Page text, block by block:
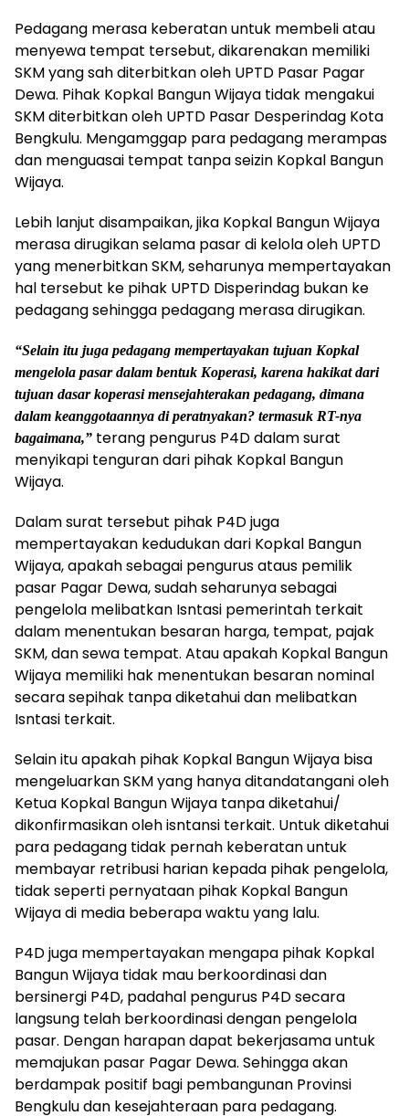
Pedagang merasa keberatan untuk membeli atau
menyewa tempat tersebut, dikarenakan memiliki
SKM yang sah diterbitkan oleh UPTD Pasar Pagar
Dewa. Pihak Kopkal Bangun Wijaya tidak mengakui
SKM diterbitkan oleh UPTD Pasar Desperindag Kota
Bengkulu. Mengamggap para pedagang merampas
dan menguasai tempat tanpa seizin Kopkal Bangun
Wijaya.
Lebih lanjut disampaikan, jika Kopkal Bangun Wijaya
merasa dirugikan selama pasar di kelola oleh UPTD
yang menerbitkan SKM, seharunya mempertayakan
hal tersebut ke pihak UPTD Disperindag bukan ke
pedagang sehingga pedagang merasa dirugikan.
“Selain itu juga pedagang mempertayakan tujuan Kopkal
mengelola pasar dalam bentuk Koperasi, karena hakikat dari
tujuan dasar koperasi mensejahterakan pedagang, dimana
dalam keanggotaannya di peratnyakan? termasuk RT-nya
bagaimana,” terang pengurus P4D dalam surat
menyikapi tenguran dari pihak Kopkal Bangun
Wijaya.
Dalam surat tersebut pihak P4D juga
mempertayakan kedudukan dari Kopkal Bangun
Wijaya, apakah sebagai pengurus ataus pemilik
pasar Pagar Dewa, sudah seharunya sebagai
pengelola melibatkan Isntasi pemerintah terkait
dalam menentukan besaran harga, tempat, pajak
SKM, dan sewa tempat. Atau apakah Kopkal Bangun
Wijaya memiliki hak menentukan besaran nominal
secara sepihak tanpa diketahui dan melibatkan
Isntasi terkait.
Selain itu apakah pihak Kopkal Bangun Wijaya bisa
mengeluarkan SKM yang hanya ditandatangani oleh
Ketua Kopkal Bangun Wijaya tanpa diketahui/
dikonfirmasikan oleh isntansi terkait. Untuk diketahui
para pedagang tidak pernah keberatan untuk
membayar retribusi harian kepada pihak pengelola,
tidak seperti pernyataan pihak Kopkal Bangun
Wijaya di media beberapa waktu yang lalu.
P4D juga mempertayakan mengapa pihak Kopkal
Bangun Wijaya tidak mau berkoordinasi dan
bersinergi P4D, padahal pengurus P4D secara
langsung telah berkoordinasi dengan pengelola
pasar. Dengan harapan dapat bekerjasama untuk
memajukan pasar Pagar Dewa. Sehingga akan
berdampak positif bagi pembangunan Provinsi
Bengkulu dan kesejahteraan para pedagang.